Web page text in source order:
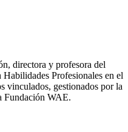
directora y profesora del
Profesionales en el
vinculados, gestionados por la
Fundación WAE.